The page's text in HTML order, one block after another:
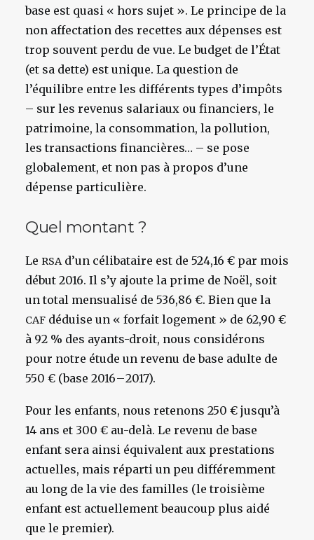
base est quasi « hors sujet ». Le principe de la
non affectation des recettes aux dépenses est
trop souvent perdu de vue. Le budget de l’État
(et sa dette) est unique. La question de
l’équilibre entre les différents types d’impôts
– sur les revenus salariaux ou financiers, le
patrimoine, la consommation, la pollution,
les transactions financières… – se pose
globalement, et non pas à propos d’une
dépense particulière.
Quel montant ?
Le RSAd’un célibataire est de 524,16 € par mois
début 2016. Il s’y ajoute la prime de Noël, soit
un total mensualisé de 536,86 €. Bien que la
CAF déduise un « forfait logement » de 62,90 €
à 92 % des ayants-droit, nous considérons
pour notre étude un revenu de base adulte de
550 € (base 2016 – 2017).
Pour les enfants, nous retenons 250 € jusqu’à
14 ans et 300 € au-delà. Le revenu de base
enfant sera ainsi équivalent aux prestations
actuelles, mais réparti un peu différemment
au long de la vie des familles (le troisième
enfant est actuellement beaucoup plus aidé
que le premier).